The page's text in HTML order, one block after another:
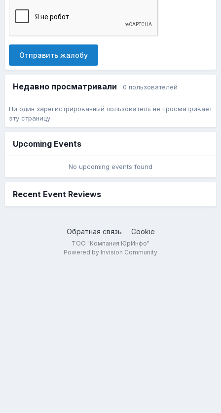
Отправить жалобу
Недавно просматривали 0 пользователей
Ни один зарегистрированный пользователь не просматривает
эту страницу.
Upcoming Events
No upcoming events found
Recent Event Reviews
Обратная связь Cookie
ТОО "Компания ЮрИнфо"
Powered by Invision Community